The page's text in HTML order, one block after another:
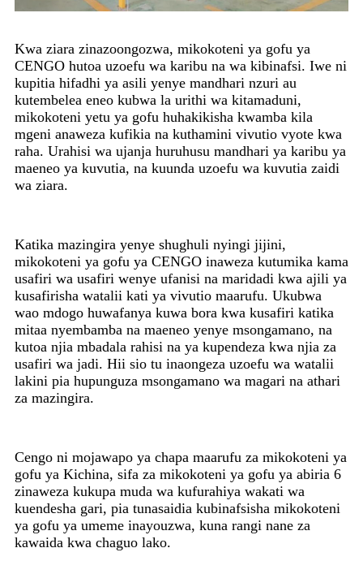
Kwa ziara zinazoongozwa, mikokoteni ya gofu ya
CENGO hutoa uzoefu wa karibu na wa kibinafsi. Iwe ni
kupitia hifadhi ya asili yenye mandhari nzuri au
kutembelea eneo kubwa la urithi wa kitamaduni,
mikokoteni yetu ya gofu huhakikisha kwamba kila
mgeni anaweza kufikia na kuthamini vivutio vyote kwa
raha. Urahisi wa ujanja huruhusu mandhari ya karibu ya
maeneo ya kuvutia, na kuunda uzoefu wa kuvutia zaidi
wa ziara.
Katika mazingira yenye shughuli nyingi jijini,
mikokoteni ya gofu ya CENGO inaweza kutumika kama
usafiri wa usafiri wenye ufanisi na maridadi kwa ajili ya
kusafirisha watalii kati ya vivutio maarufu. Ukubwa
wao mdogo huwafanya kuwa bora kwa kusafiri katika
mitaa nyembamba na maeneo yenye msongamano, na
kutoa njia mbadala rahisi na ya kupendeza kwa njia za
usafiri wa jadi. Hii sio tu inaongeza uzoefu wa watalii
lakini pia hupunguza msongamano wa magari na athari
za mazingira.
Cengo ni mojawapo ya chapa maarufu za mikokoteni ya
gofu ya Kichina, sifa za mikokoteni ya gofu ya abiria 6
zinaweza kukupa muda wa kufurahiya wakati wa
kuendesha gari, pia tunasaidia kubinafsisha mikokoteni
ya gofu ya umeme inayouzwa, kuna rangi nane za
kawaida kwa chaguo lako.